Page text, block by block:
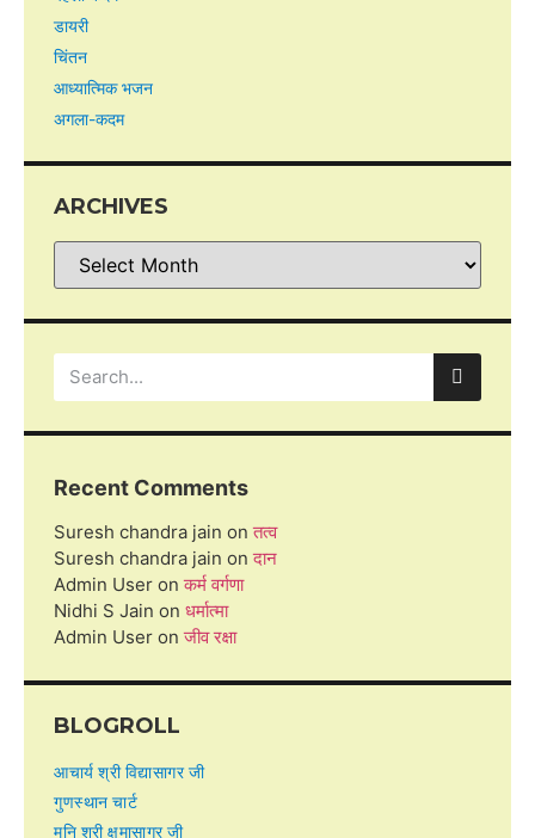
डायरी
चिंतन
आध्यात्मिक भजन
अगला-कदम
ARCHIVES
Recent Comments
Suresh chandra jain onतत्व
Suresh chandra jain onदान
Admin User onकर्म वर्गणा
Nidhi S Jain on धर्मात्मा
Admin User onजीव रक्षा
BLOGROLL
आचार्य श्री विद्यासागर जी
गुणस्थान चार्ट
मुनि श्री क्षमासागर जी